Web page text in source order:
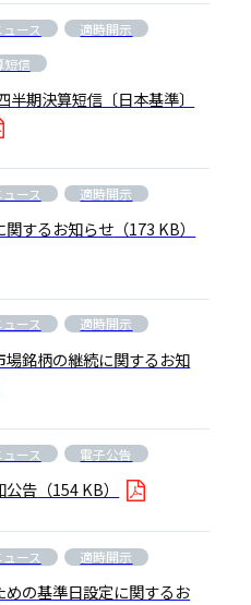
ュース
適時開示
短信
期決算短信〔日本基準〕
ュース 適時開示
関するお知らせ （173 KB）
ュース 適時開示
場銘柄の継続に関するお知
ュース 電子公告
公告 （154 KB）
ュース 適時開示
の基準日設定に関するお